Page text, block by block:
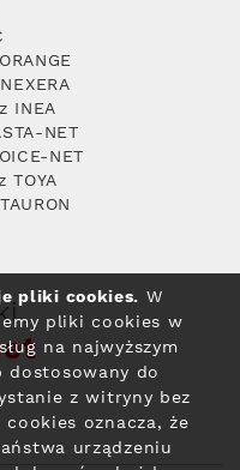
INEA
NET
NET
TOYA
pliki cookies. W
pliki cookies w
na najwyższym
dostosowany do
z witryny bez
oznacza, że
urządzeniu